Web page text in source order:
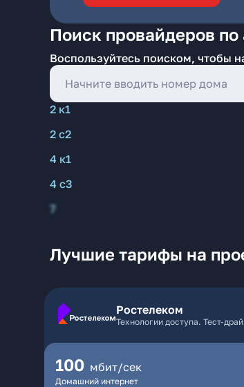
Поиск провайдеров
Воспользуйтесь поиском, чтобы
2 к1
2 с2
4 к1
4 с3
7
Лучшие тарифы на
Ростелеком
Технологии доступа. Тест-
100 мбит/сек
Домашний интернет